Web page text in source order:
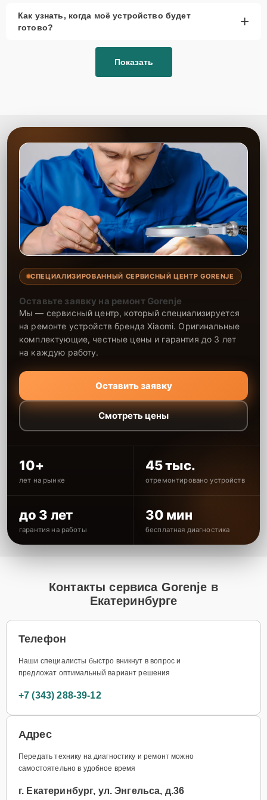
Как узнать, когда моё устройство будет
готово?
+
Показать
СПЕЦИАЛИЗИРОВАННЫЙ СЕРВИСНЫЙ ЦЕНТР GORENJE
Оставьте заявку на ремонт Gorenje
Мы — сервисный центр, который специализируется
на ремонте устройств бренда Xiaomi. Оригинальные
комплектующие, честные цены и гарантия до 3 лет
на каждую работу.
Оставить заявку
Смотреть цены
10+
лет на рынке
45 тыс.
отремонтировано устройств
до 3 лет
гарантия на работы
30 мин
бесплатная диагностика
Контакты сервиса Gorenje в
Екатеринбурге
Телефон
Наши специалисты быстро вникнут в вопрос и
предложат оптимальный вариант решения
+7 (343) 288-39-12
Адрес
Передать технику на диагностику и ремонт можно
самостоятельно в удобное время
г. Екатеринбург, ул. Энгельса, д.36